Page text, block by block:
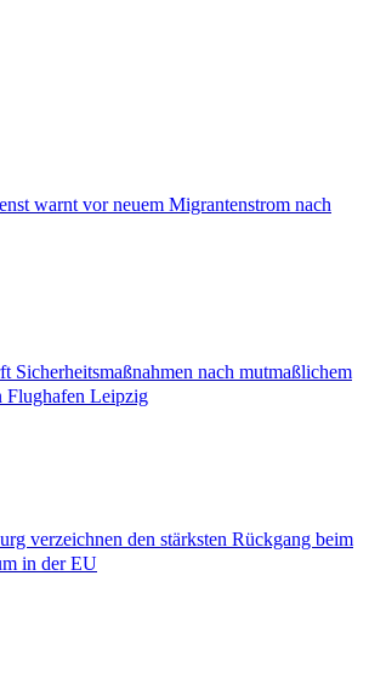
warnt vor neuem Migrantenstrom nach
Sicherheitsmaßnahmen nach mutmaßlichem
Flughafen Leipzig
verzeichnen den stärksten Rückgang beim
in der EU